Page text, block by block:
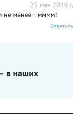
25 мая 2016 г.
не менее - мммм!
Ответить
в наших